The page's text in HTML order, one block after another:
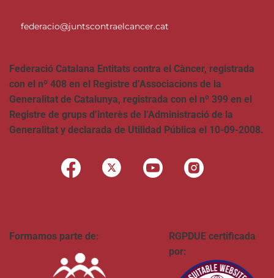
federacio@juntscontraelcancer.cat
Federació Catalana Entitats contra el Càncer, registrada
con el nº 408 en el Registre d’Associacions de la
Generalitat de Catalunya, registrada con el nº 399 en el
Registre de grups d’interès de l’Administració de la
Generalitat y declarada de Utilidad Pública el 10-09-2008.
Formamos parte de:
RGPDUE certificada
por: